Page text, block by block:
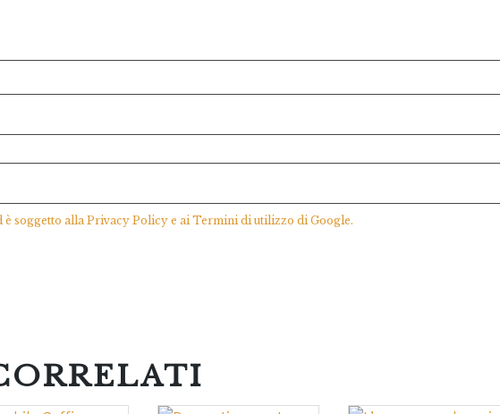
è soggetto allaPrivacy Policy e aiTermini di utilizzo di Google.